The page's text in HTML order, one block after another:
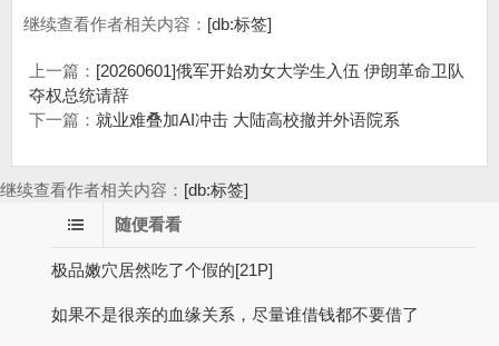
继续查看作者相关内容： [db:标签]
上一篇： [20260601]俄军开始劝女大学生入伍 伊朗革命卫队
夺权总统请辞
下一篇： 就业难叠加AI冲击 大陆高校撤并外语院系
继续查看作者相关内容： [db:标签]
随便看看
极品嫩穴居然吃了个假的[21P]
如果不是很亲的血缘关系，尽量谁借钱都不要借了